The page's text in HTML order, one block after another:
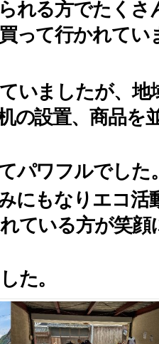
れる方でたくさ
って行かれてい
いましたが、地
の設置、商品を
パワフルでした
にもなりエコ活
ている方が笑顔
た。